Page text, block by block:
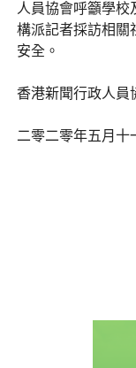
人員協會呼籲學校
構派記者採訪相關
安全。
香港新聞行政人員
二零二零年五月十